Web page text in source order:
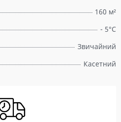
160 м²
- 5°C
Звичайний
Касетний